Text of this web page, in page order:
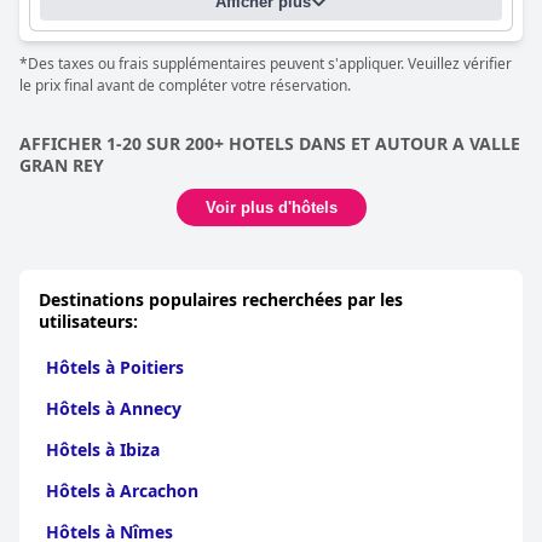
*Des taxes ou frais supplémentaires peuvent s'appliquer. Veuillez vérifier
le prix final avant de compléter votre réservation.
AFFICHER 1-20 SUR 200+ HOTELS DANS ET AUTOUR A VALLE
GRAN REY
Voir plus d'hôtels
Destinations populaires recherchées par les
utilisateurs:
Hôtels à Poitiers
Hôtels à Annecy
Hôtels à Ibiza
Hôtels à Arcachon
Hôtels à Nîmes